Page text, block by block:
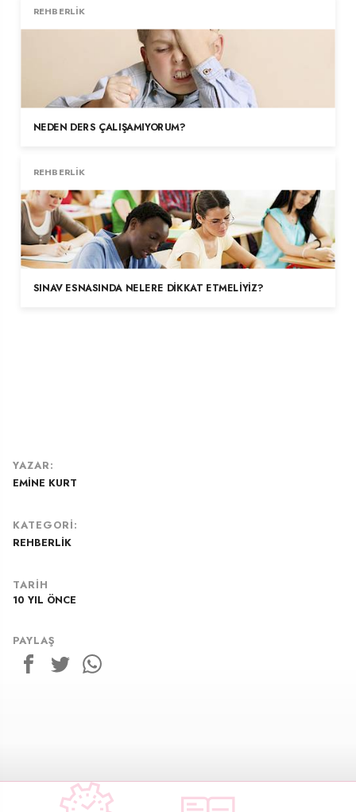
REHBERLIK
NEDEN DERS ÇALIŞAMIYORUM?
REHBERLIK
SINAV ESNASINDA NELERE DIKKAT ETMELIYIZ?
YAZAR:
EMINE KURT
KATEGORI:
REHBERLIK
TARIH
10 YIL ÖNCE
PAYLAŞ